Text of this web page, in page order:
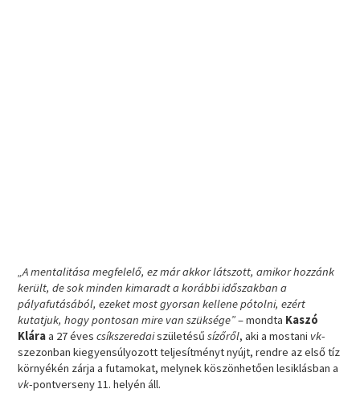
„A mentalitása megfelelő, ez már akkor látszott, amikor hozzánk
került, de sok minden kimaradt a korábbi időszakban a
pályafutásából, ezeket most gyorsan kellene pótolni, ezért
kutatjuk, hogy pontosan mire van szüksége”– mondta Kaszó
Kláraa 27 évescsíkszeredaiszületésűsízőről, aki a mostani vk-
szezonban kiegyensúlyozott teljesítményt nyújt, rendre az első tíz
környékén zárja a futamokat, melynek köszönhetően lesiklásban a
vk-pontverseny 11. helyén áll.